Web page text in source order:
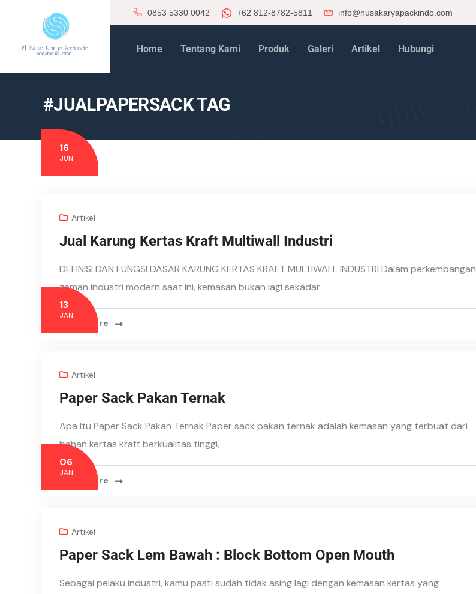
0853 5330 0042 +62 812-8782-5811 info@nusakaryapackindo.com
Home Tentang Kami Produk Galeri Artikel Hubungi
#JUALPAPERSACK TAG
16
JUN
Artikel
Jual Karung Kertas Kraft Multiwall Industri
DEFINISI DAN FUNGSI DASAR KARUNG KERTAS KRAFT MULTIWALL INDUSTRI Dalam perkembangan
zaman industri modern saat ini, kemasan bukan lagi sekadar
Read More
13
JAN
Artikel
Paper Sack Pakan Ternak
Apa Itu Paper Sack Pakan Ternak Paper sack pakan ternak adalah kemasan yang terbuat dari
bahan kertas kraft berkualitas tinggi,
Read More
06
JAN
Artikel
Paper Sack Lem Bawah : Block Bottom Open Mouth
Sebagai pelaku industri, kamu pasti sudah tidak asing lagi dengan kemasan kertas yang